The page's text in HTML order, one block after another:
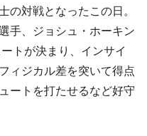
対戦となったこの日。
手、ジョシュ・ホーキン
トが決まり、インサイ
ィジカル差を突いて得点
ートを打たせるなど好守